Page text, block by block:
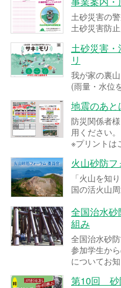
土砂災害の
土砂災害防
土砂災害
リ
我が家の裏
(雨量・水位
地震のあと
防災関係者
用ください。
※プリントは
火山砂防
「火山を知
国の活火山
全国治水砂
組み
全国治水砂
参加学生か
についてお
第10回 砂